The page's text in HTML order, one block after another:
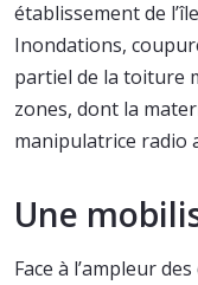
établissement de
Inondations,
partiel de la toiture
zones, dont la
manipulatrice radio
Une
Face à l’ampleur